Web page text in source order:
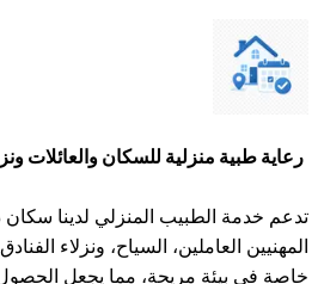
رعاية طبية منزلية للسكان والعائلات
تدعم خدمة الطبيب المنزلي لدينا سكان
المهنيين العاملين، السياح، ونزلاء
خاصة في بيئة مريحة، مما يجعل